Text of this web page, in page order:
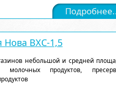
Нова ВХС-1,5
небольшой и средней
продуктов,